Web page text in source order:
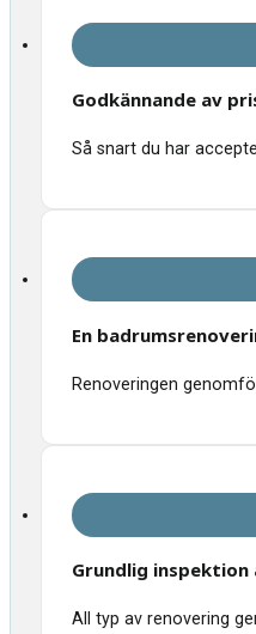
Godkännande av
Så snart du har
En
Renoveringen
Grundlig
All typ av renovering